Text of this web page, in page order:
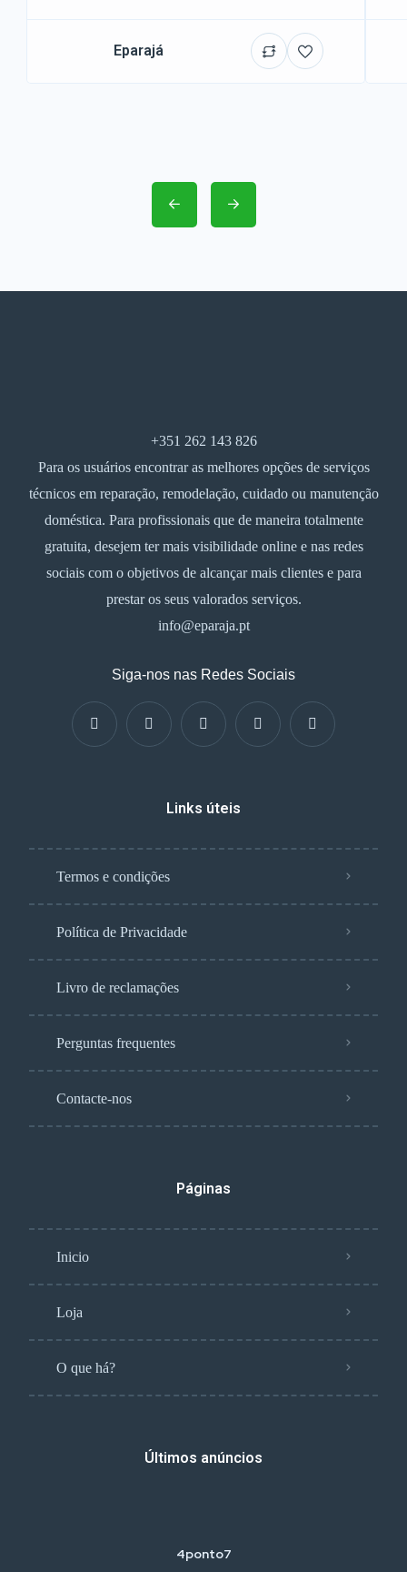
Eparajá
+351 262 143 826
Para os usuários encontrar as melhores opções de serviços
técnicos em reparação, remodelação, cuidado ou manutenção
doméstica. Para profissionais que de maneira totalmente
gratuita, desejem ter mais visibilidade online e nas redes
sociais com o objetivos de alcançar mais clientes e para
prestar os seus valorados serviços.
info@eparaja.pt
Siga-nos nas Redes Sociais
Links úteis
Termos e condições
Política de Privacidade
Livro de reclamações
Perguntas frequentes
Contacte-nos
Páginas
Inicio
Loja
O que há?
Últimos anúncios
4ponto7